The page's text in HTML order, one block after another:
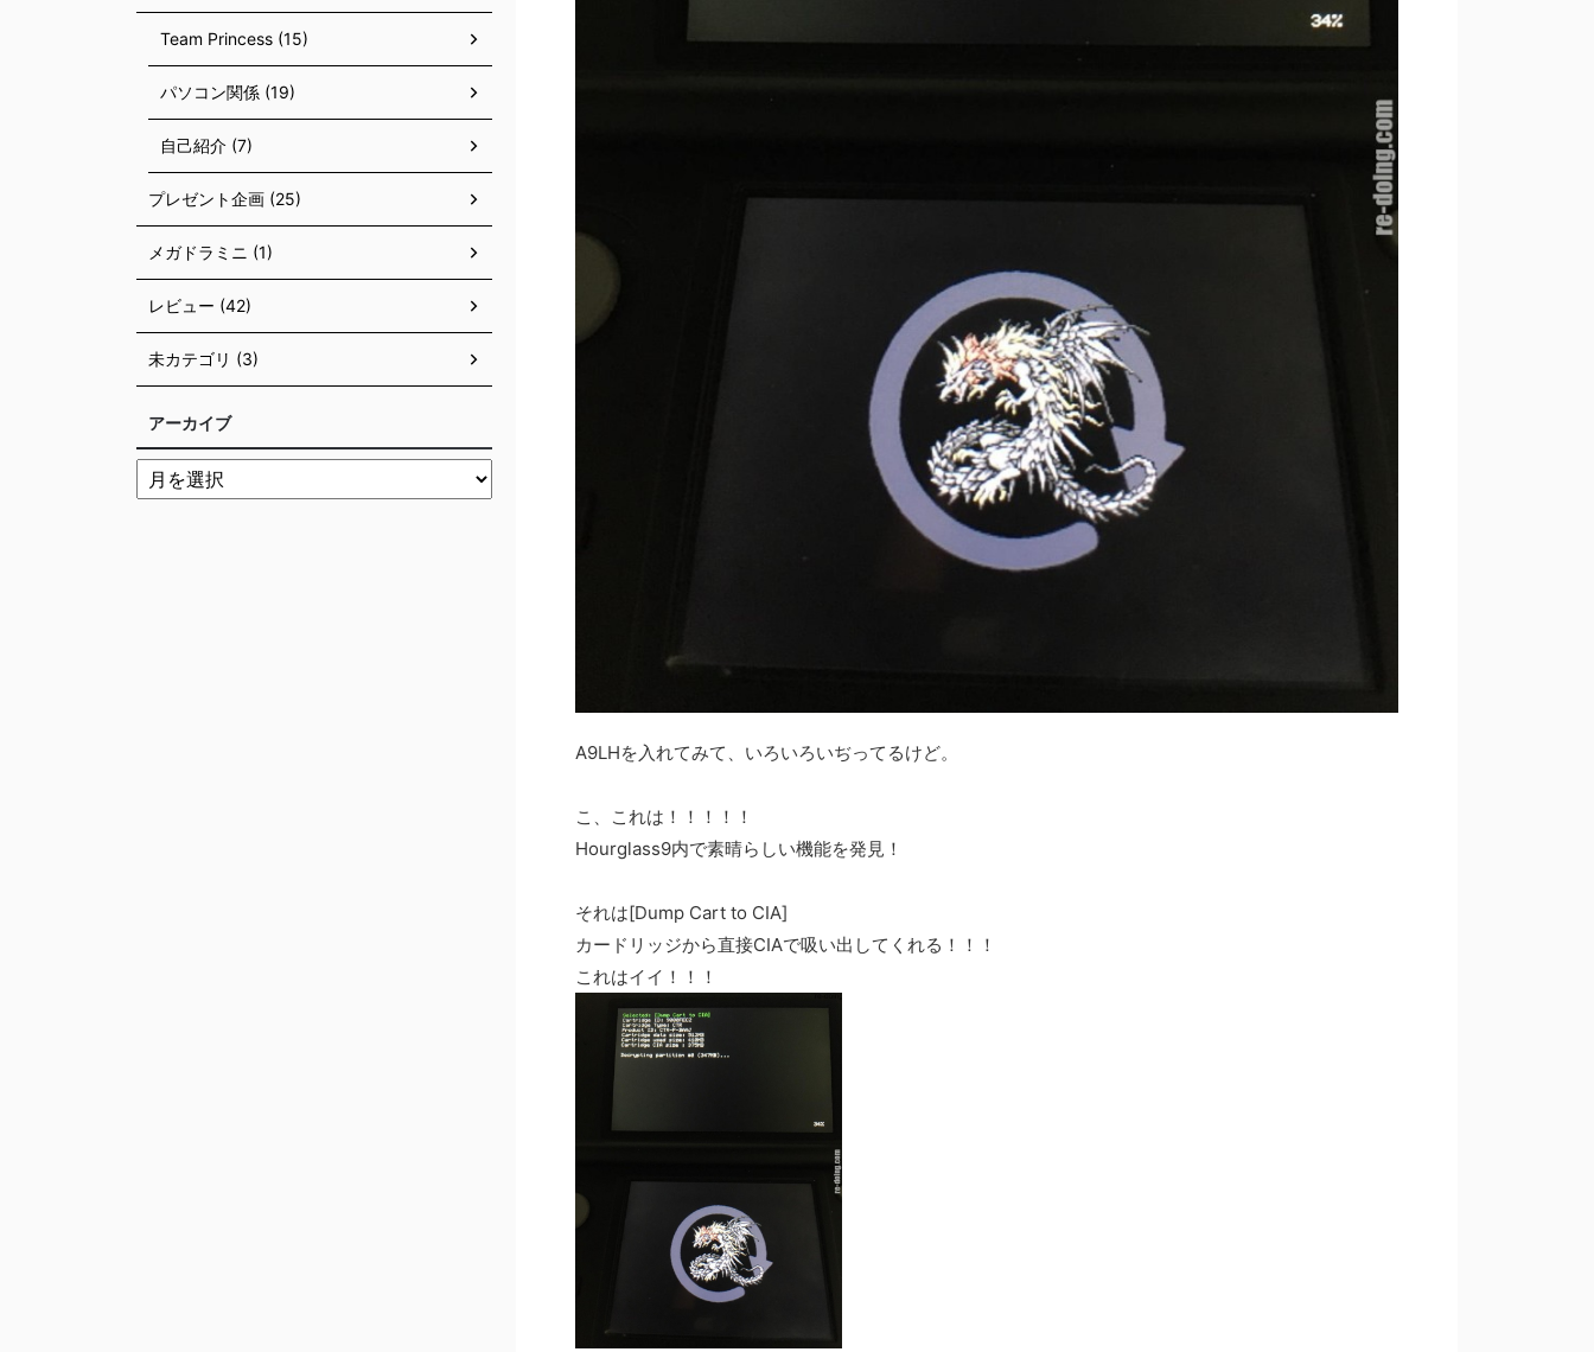
A9LHを入れてみて、いろいろいぢってるけど。
こ、これは！！！！！
Hourglass9内で素晴らしい機能を発見！
それは[Dump Cart to CIA]
カードリッジから直接CIAで吸い出してくれる！！！
これはイイ！！！
Team Princess (15)
パソコン関係 (19)
自己紹介 (7)
プレゼント企画 (25)
メガドラミニ (1)
レビュー (42)
未カテゴリ (3)
アーカイブ